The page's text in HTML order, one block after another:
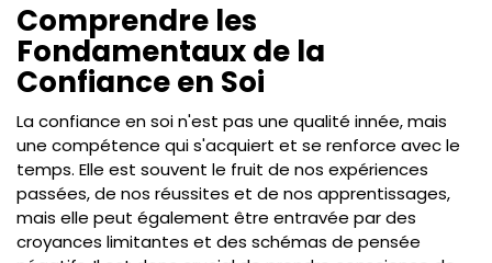
Comprendre les
Fondamentaux de la
Confiance en Soi
La confiance en soi n'est pas une qualité innée, mais
une compétence qui s'acquiert et se renforce avec le
temps. Elle est souvent le fruit de nos expériences
passées, de nos réussites et de nos apprentissages,
mais elle peut également être entravée par des
croyances limitantes et des schémas de pensée